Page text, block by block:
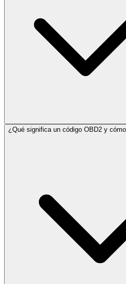
¿Qué significa un código OBD2 y